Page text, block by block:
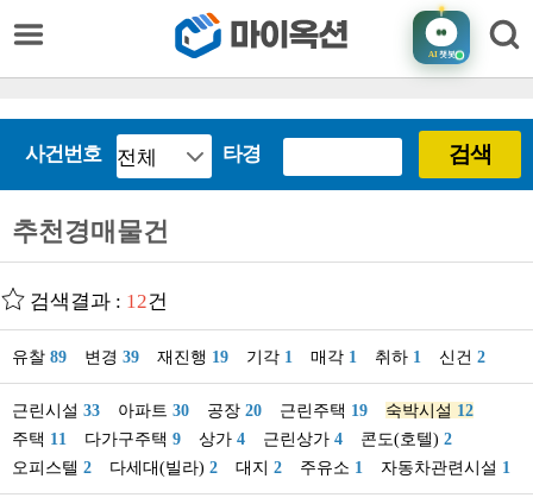
AI챗봇
사건번호 타경 검색
추천경매물건
검색결과 : 12건
유찰 89 변경 39 재진행 19 기각 1 매각 1 취하 1 신건 2
근린시설 33 아파트 30 공장 20 근린주택 19 숙박시설 12
주택 11 다가구주택 9 상가 4 근린상가 4 콘도(호텔) 2
오피스텔 2 다세대(빌라) 2 대지 2 주유소 1 자동차관련시설 1